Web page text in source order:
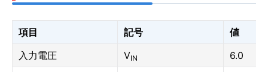
項目 記号
値
入力電圧
VIN
6.0